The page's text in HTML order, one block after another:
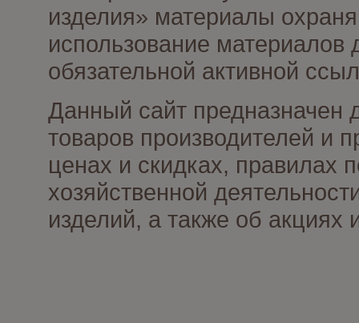
изделия» материалы
использование материалов
обязательной активной
Данный сайт предназначен
товаров производителей и
ценах и скидках, правилах
хозяйственной
изделий, а также об